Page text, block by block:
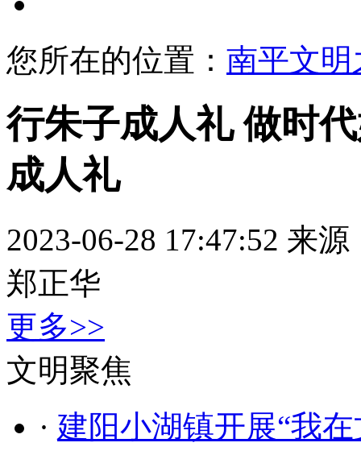
您所在的位置： 南平文明
行朱子成人礼 做时
成人礼
2023-06-28 17:47:52 来源
郑正华
更多>>
文明聚焦
· 建阳小湖镇开展“我